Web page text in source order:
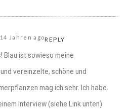
14 Jahren agoREPLY
Blau ist sowieso meine
vereinzelte, schöne und
mag ich sehr. Ich habe
Interview (siehe Link unten)